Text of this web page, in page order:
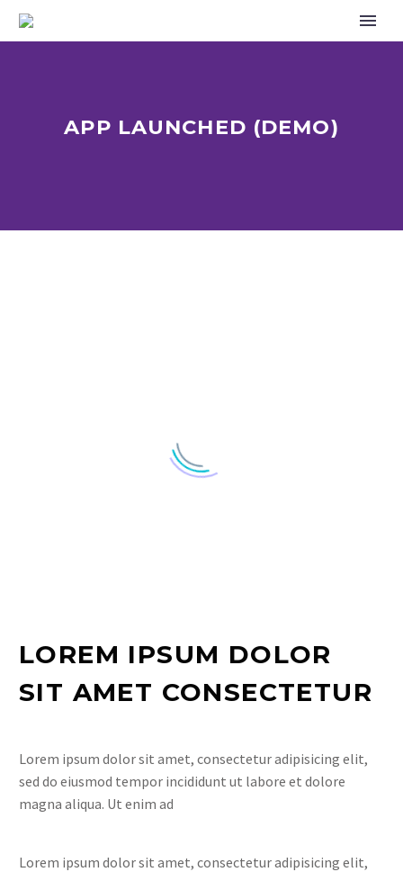
APP LAUNCHED (DEMO)
LOREM IPSUM DOLOR
SIT AMET CONSECTETUR
Lorem ipsum dolor sit amet, consectetur adipisicing elit,
sed do eiusmod tempor incididunt ut labore et dolore
magna aliqua. Ut enim ad
Lorem ipsum dolor sit amet, consectetur adipisicing elit,